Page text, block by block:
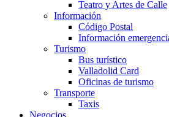
Teatro y Artes de Calle
Información
Código Postal
Información
Turismo
Bus turístico
Valladolid Card
Oficinas de turismo
Transporte
Taxis
Negocios